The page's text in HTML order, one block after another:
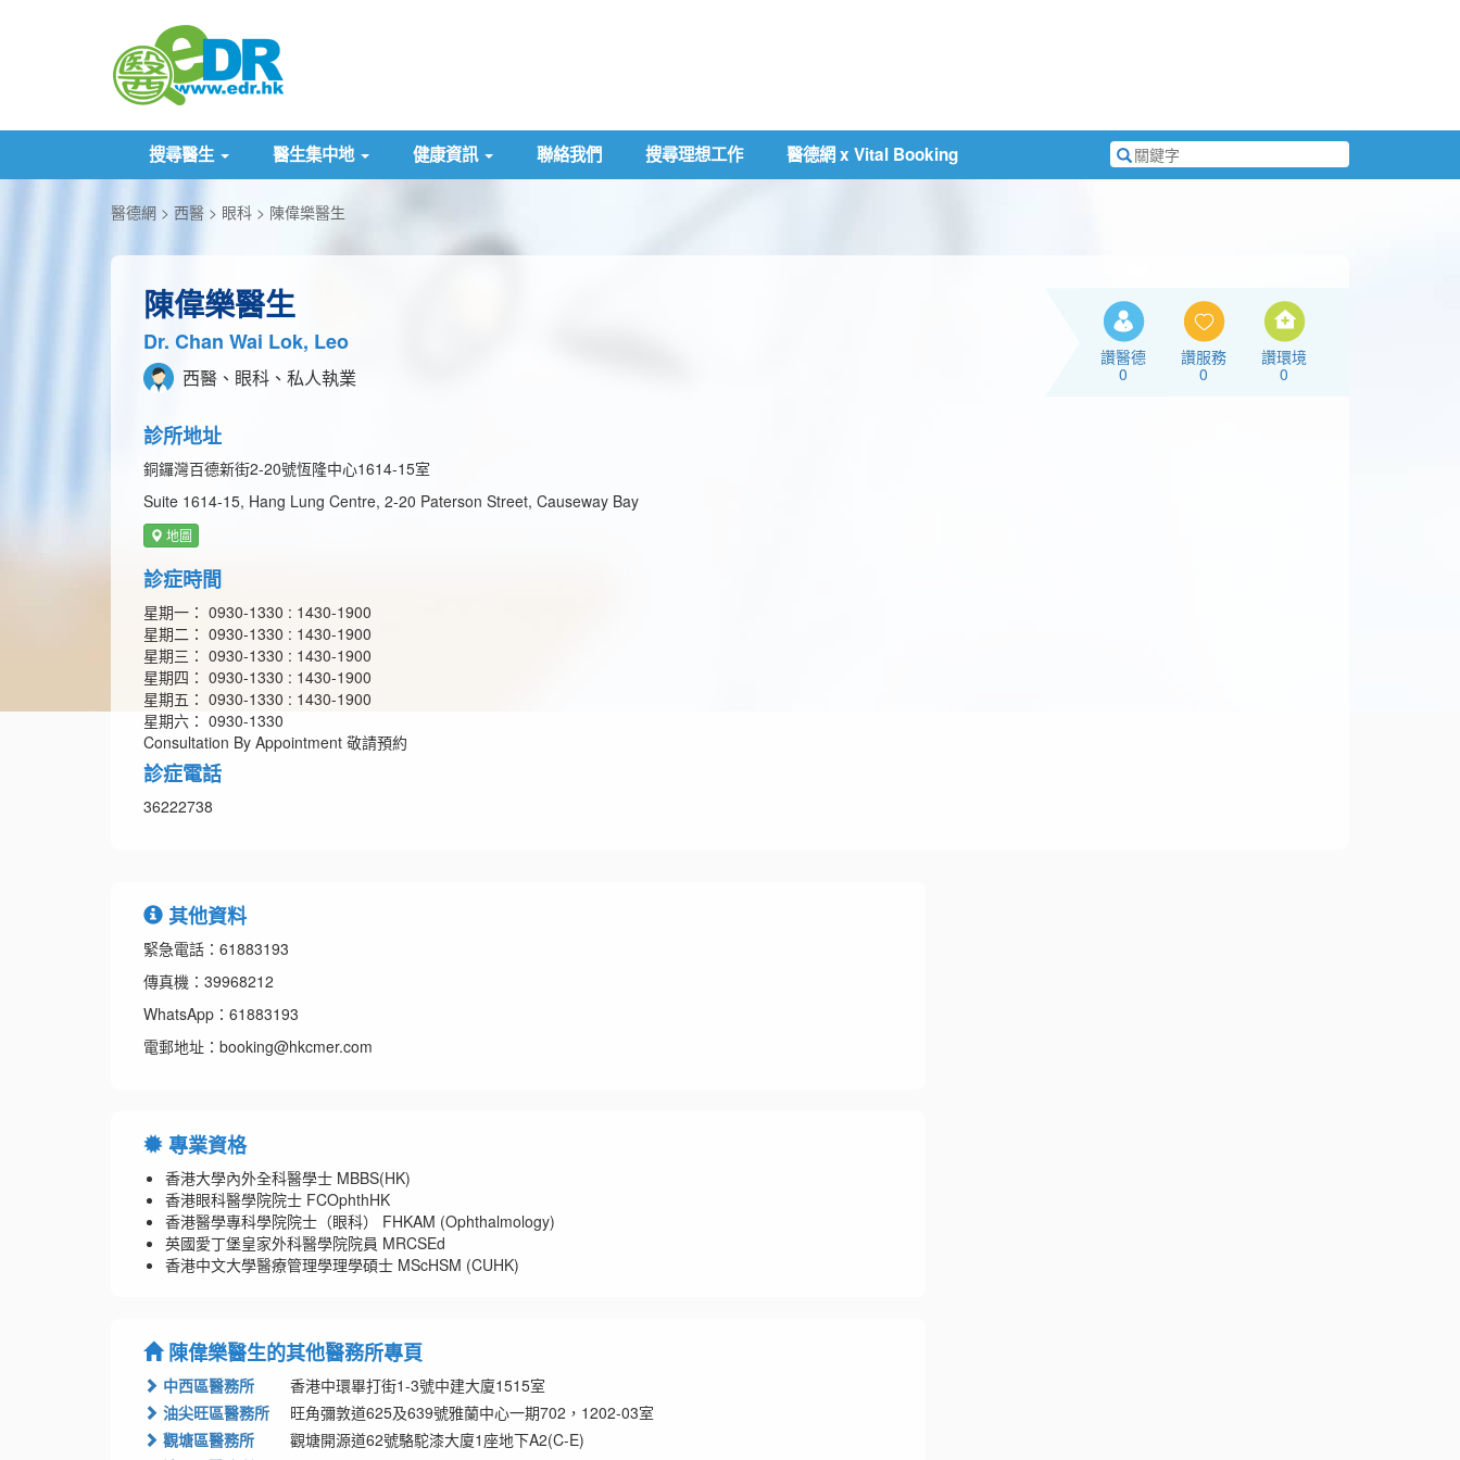
搜尋醫生 醫生集中地 健康資訊 聯絡我們 搜尋理想工作 醫德網 x Vital Booking
搜
尋
醫德網 西醫 眼科 陳偉樂醫生
陳偉樂醫生
Dr. Chan Wai Lok, Leo
西醫、眼科、私人執業
診所地址
銅鑼灣百德新街2-20號恆隆中心1614-15室
Suite 1614-15, Hang Lung Centre, 2-20 Paterson Street, Causeway Bay
地圖
診症時間
星期一： 0930-1330 : 1430-1900
星期二： 0930-1330 : 1430-1900
星期三： 0930-1330 : 1430-1900
星期四： 0930-1330 : 1430-1900
星期五： 0930-1330 : 1430-1900
星期六： 0930-1330
Consultation By Appointment 敬請預約
診症電話
36222738
讚醫德
0
讚服務
0
讚環境
0
其他資料
緊急電話：61883193
傳真機：39968212
WhatsApp：61883193
電郵地址：booking@hkcmer.com
專業資格
香港大學內外全科醫學士 MBBS(HK)
香港眼科醫學院院士 FCOphthHK
香港醫學專科學院院士（眼科） FHKAM (Ophthalmology)
英國愛丁堡皇家外科醫學院院員 MRCSEd
香港中文大學醫療管理學理學碩士 MScHSM (CUHK)
陳偉樂醫生的其他醫務所專頁
中西區醫務所
香港中環畢打街1-3號中建大廈1515室
油尖旺區醫務所
旺角彌敦道625及639號雅蘭中心一期702，1202-03室
觀塘區醫務所
觀塘開源道62號駱駝漆大廈1座地下A2(C-E)